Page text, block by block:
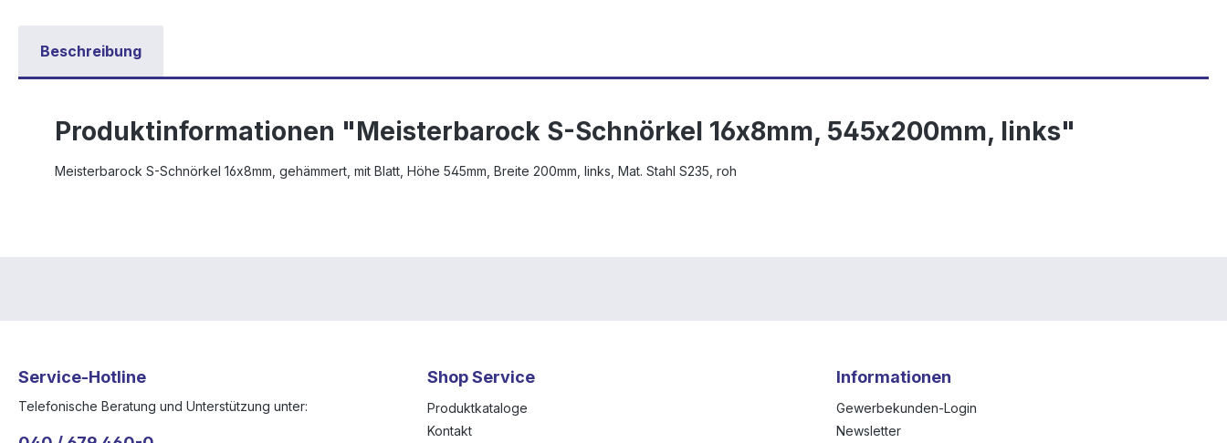
Beschreibung
Produktinformationen "Meisterbarock S-Schnörkel 16x8mm, 545x200mm, links"
Meisterbarock S-Schnörkel 16x8mm, gehämmert, mit Blatt, Höhe 545mm, Breite 200mm, links, Mat. Stahl S235, roh
Service-Hotline
Telefonische Beratung und Unterstützung unter:
Shop Service
Produktkataloge
Kontakt
Informationen
Gewerbekunden-Login
Newsletter